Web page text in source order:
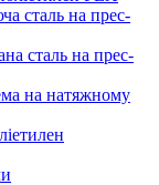
сталь на прес-
сталь на прес-
на натяжному